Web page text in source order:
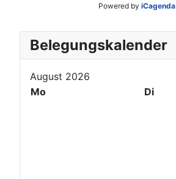
Powered by iCagenda
Belegungskalender
V
o
r
h
e
V
o
r
h
e
N
ä
c
h
s
N
ä
c
h
s
August 2026
Mo
Di